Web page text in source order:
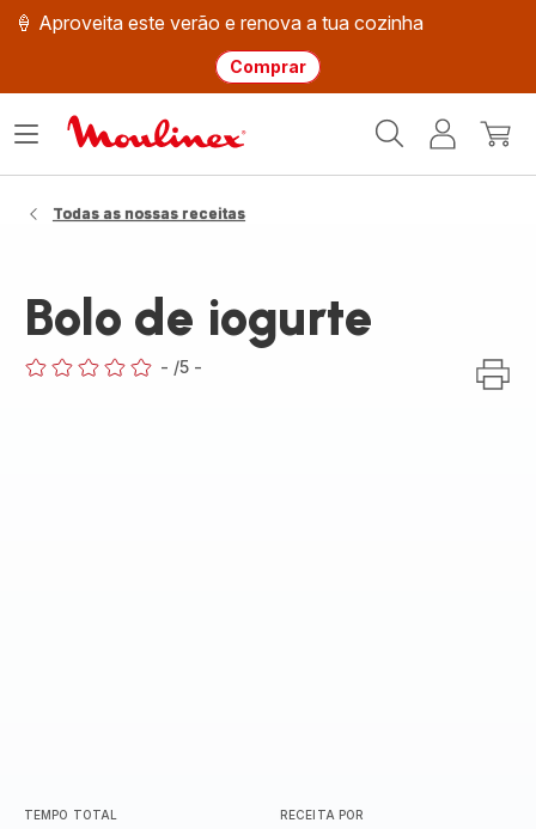
🍦 Aproveita este verão e renova a tua cozinha
Comprar
Moulinex
O
Abrir
Todas as nossas receitas
Bolo de iogurte
- /5 -
TEMPO TOTAL RECEITA POR